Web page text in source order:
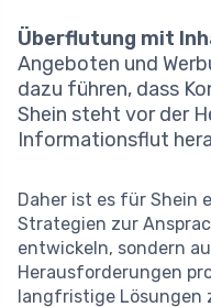
Überflutung mit
Angeboten und
dazu führen, dass
Shein steht vor der
Informationsflut
Daher ist es für Shein
Strategien zur
entwickeln, sondern
Herausforderungen
langfristige Lösungen